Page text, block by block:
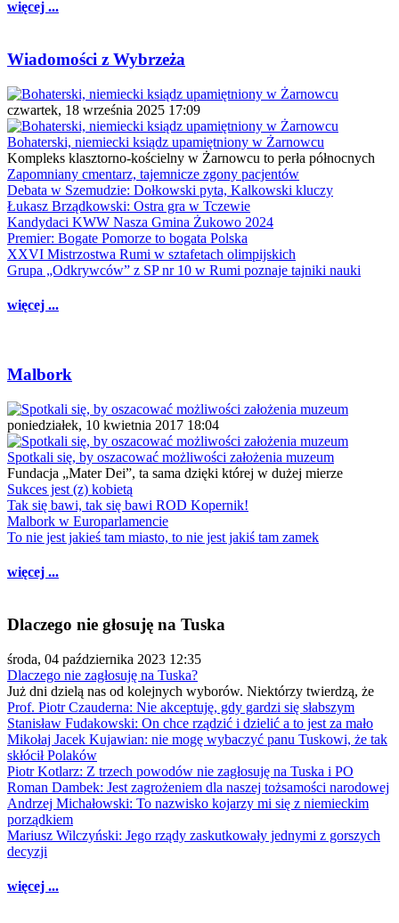
więcej ...
Wiadomości z Wybrzeża
czwartek, 18 września 2025 17:09
Bohaterski, niemiecki ksiądz upamiętniony w Żarnowcu
Kompleks klasztorno-kościelny w Żarnowcu to perła północnych
Zapomniany cmentarz, tajemnicze zgony pacjentów
Debata w Szemudzie: Dołkowski pyta, Kalkowski kluczy
Łukasz Brządkowski: Ostra gra w Tczewie
Kandydaci KWW Nasza Gmina Żukowo 2024
Premier: Bogate Pomorze to bogata Polska
XXVI Mistrzostwa Rumi w sztafetach olimpijskich
Grupa „Odkrywców” z SP nr 10 w Rumi poznaje tajniki nauki
więcej ...
Malbork
poniedziałek, 10 kwietnia 2017 18:04
Spotkali się, by oszacować możliwości założenia muzeum
Fundacja „Mater Dei”, ta sama dzięki której w dużej mierze
Sukces jest (z) kobietą
Tak się bawi, tak się bawi ROD Kopernik!
Malbork w Europarlamencie
To nie jest jakieś tam miasto, to nie jest jakiś tam zamek
więcej ...
Dlaczego nie głosuję na Tuska
środa, 04 października 2023 12:35
Dlaczego nie zagłosuję na Tuska?
Już dni dzielą nas od kolejnych wyborów. Niektórzy twierdzą, że
Prof. Piotr Czauderna: Nie akceptuję, gdy gardzi się słabszym
Stanisław Fudakowski: On chce rządzić i dzielić a to jest za mało
Mikołaj Jacek Kujawian: nie mogę wybaczyć panu Tuskowi, że tak
skłócił Polaków
Piotr Kotlarz: Z trzech powodów nie zagłosuję na Tuska i PO
Roman Dambek: Jest zagrożeniem dla naszej tożsamości narodowej
Andrzej Michałowski: To nazwisko kojarzy mi się z niemieckim
porządkiem
Mariusz Wilczyński: Jego rządy zaskutkowały jednymi z gorszych
decyzji
więcej ...